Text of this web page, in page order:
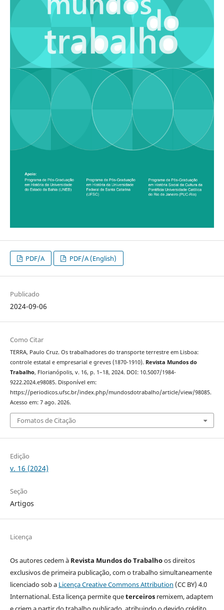
PDF/A PDF/A (English)
Publicado
2024-09-06
Como Citar
TERRA, Paulo Cruz. Os trabalhadores do transporte terrestre em Lisboa:
controle estatal e empresarial e greves (1870-1910). Revista Mundos do
Trabalho, Florianópolis, v. 16, p. 1–18, 2024. DOI: 10.5007/1984-
9222.2024.e98085. Disponível em:
https://periodicos.ufsc.br/index.php/mundosdotrabalho/article/view/98085.
Acesso em: 7 ago. 2026.
Fomatos de Citação
Edição
v. 16 (2024)
Seção
Artigos
Licença
Os autores cedem à Revista Mundos do Trabalhoos direitos
exclusivos de primeira publicação, com o trabalho simultaneamente
licenciado sob a Licença Creative Commons Attribution (CC BY) 4.0
International. Esta licença permite queterceirosremixem, adaptem